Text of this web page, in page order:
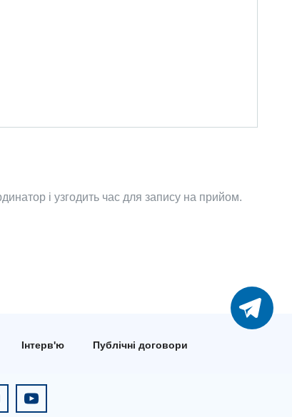
і узгодить час для запису на прийом.
Інтерв'ю Публічні договори